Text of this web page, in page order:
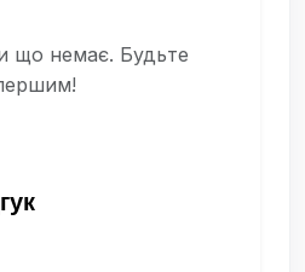
що немає. Будьте